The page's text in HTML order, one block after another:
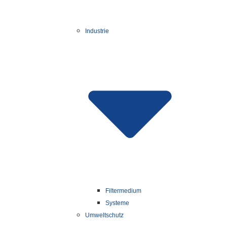
Industrie
Filtermedium
Systeme
Umweltschutz